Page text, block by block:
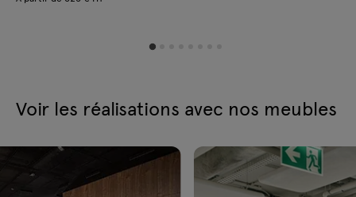
Voir les réalisations avec nos meubles